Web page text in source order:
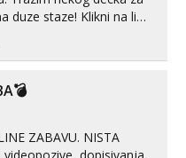
se oslobodi
Klikni na link
ZABAVU. NISTA